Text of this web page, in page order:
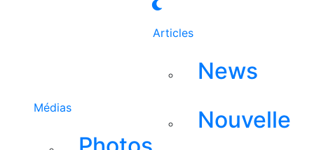
Médias
Articles
News
Nouvelle